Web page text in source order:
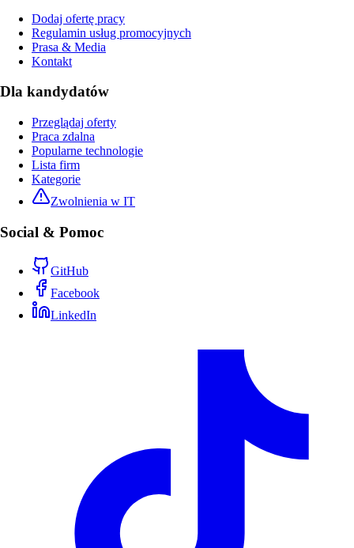
Dodaj ofertę pracy
Regulamin usług promocyjnych
Prasa & Media
Kontakt
Dla kandydatów
Przeglądaj oferty
Praca zdalna
Popularne technologie
Lista firm
Kategorie
Zwolnienia w IT
Social & Pomoc
GitHub
Facebook
LinkedIn